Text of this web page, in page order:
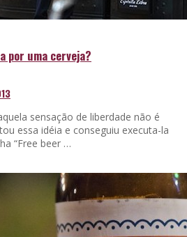
por uma cerveja?
sensação de liberdade não é
essa idéia e conseguiu executa-la
“Free beer …